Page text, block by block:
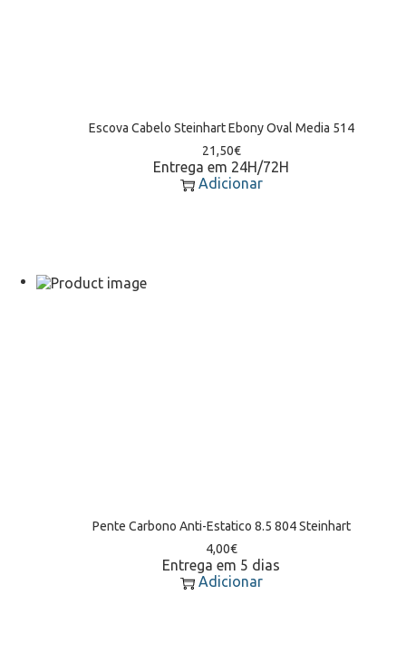
Escova Cabelo Steinhart Ebony Oval Media 514
21,50€
Entrega em 24H/72H
Adicionar
Pente Carbono Anti-Estatico 8.5 804 Steinhart
4,00€
Entrega em 5 dias
Adicionar